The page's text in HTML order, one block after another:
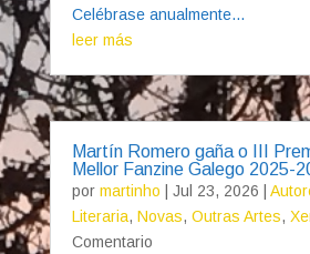
Celébrase anualmente...
leer más
Martín Romero gaña o III
Mellor Fanzine Galego 2025-
por martinho Jul 23, 2026
Literaria, Novas, Outras Artes,
Comentario